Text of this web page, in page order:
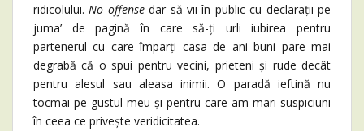
ridicolului.No offensedar să vii în public cu declarații pe
juma’ de pagină în care să-ți urli iubirea pentru
partenerul cu care împarți casa de ani buni pare mai
degrabă că o spui pentru vecini, prieteni și rude decât
pentru alesul sau aleasa inimii. O paradă ieftină nu
tocmai pe gustul meu și pentru care am mari suspiciuni
în ceea ce privește veridicitatea.